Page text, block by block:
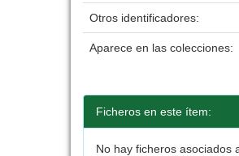
Otros identificadores:
Aparece en las colecciones:
Ficheros en este ítem:
No hay ficheros asociados